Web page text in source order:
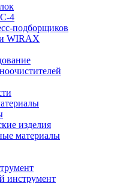
4
подборщиков
WIRAX
изделия
материалы
инструмент